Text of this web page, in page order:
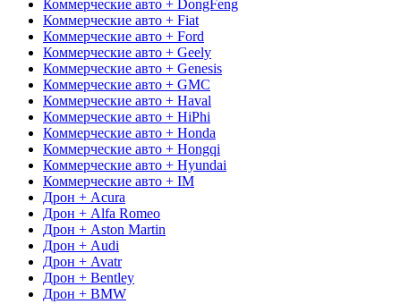
Коммерческие авто + DongFeng
Коммерческие авто + Fiat
Коммерческие авто + Ford
Коммерческие авто + Geely
Коммерческие авто + Genesis
Коммерческие авто + GMC
Коммерческие авто + Haval
Коммерческие авто + HiPhi
Коммерческие авто + Honda
Коммерческие авто + Hongqi
Коммерческие авто + Hyundai
Коммерческие авто + IM
Дрон + Acura
Дрон + Alfa Romeo
Дрон + Aston Martin
Дрон + Audi
Дрон + Avatr
Дрон + Bentley
Дрон + BMW